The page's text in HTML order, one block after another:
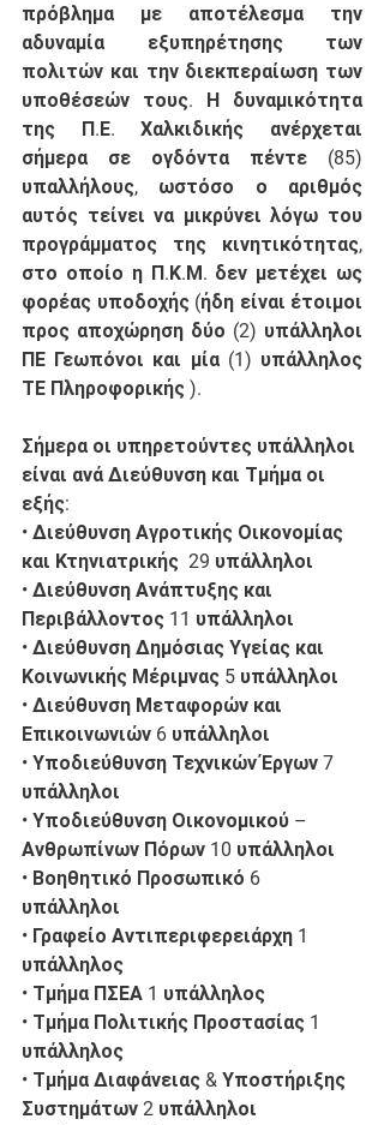
πρόβλημα με αποτέλεσμα την
αδυναμία εξυπηρέτησης των
πολιτών και την διεκπεραίωση των
υποθέσεών τους. Η δυναμικότητα
της Π.Ε. Χαλκιδικής ανέρχεται
σήμερα σε ογδόντα πέντε (85)
υπαλλήλους, ωστόσο ο αριθμός
αυτός τείνει να μικρύνει λόγω του
προγράμματος της κινητικότητας,
στο οποίο η Π.Κ.Μ. δεν μετέχει ως
φορέας υποδοχής (ήδη είναι έτοιμοι
προς αποχώρηση δύο (2) υπάλληλοι
ΠΕ Γεωπόνοι και μία (1) υπάλληλος
ΤΕ Πληροφορικής ).
Σήμερα οι υπηρετούντες υπάλληλοι
είναι ανά Διεύθυνση και Τμήμα οι
εξής:
• Διεύθυνση Αγροτικής Οικονομίας
και Κτηνιατρικής  29 υπάλληλοι
• Διεύθυνση Ανάπτυξης και
Περιβάλλοντος 11 υπάλληλοι
• Διεύθυνση Δημόσιας Υγείας και
Κοινωνικής Μέριμνας 5 υπάλληλοι
• Διεύθυνση Μεταφορών και
Επικοινωνιών 6 υπάλληλοι
• Υποδιεύθυνση Τεχνικών Έργων 7
υπάλληλοι
• Υποδιεύθυνση Οικονομικού –
Ανθρωπίνων Πόρων 10 υπάλληλοι
• Βοηθητικό Προσωπικό 6
υπάλληλοι
• Γραφείο Αντιπεριφερειάρχη 1
υπάλληλος
• Τμήμα ΠΣΕΑ 1 υπάλληλος
• Τμήμα Πολιτικής Προστασίας 1
υπάλληλος
• Τμήμα Διαφάνειας & Υποστήριξης
Συστημάτων 2 υπάλληλοι